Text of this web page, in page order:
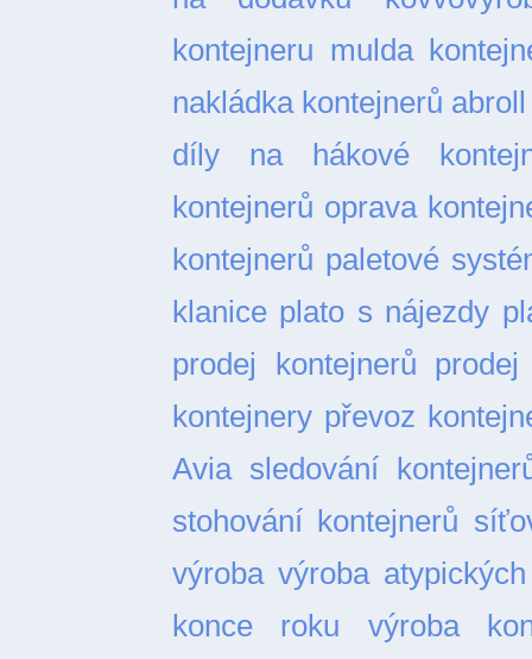
kontejneru mulda
nakládka kontejnerů abroll
díly na hákové
kontejnerů oprava
kontejnerů paletové
klanice plato s nájezdy
prodej kontejnerů
kontejnery převoz
Avia sledování
stohování kontejnerů
výroba výroba
konce roku
výroba